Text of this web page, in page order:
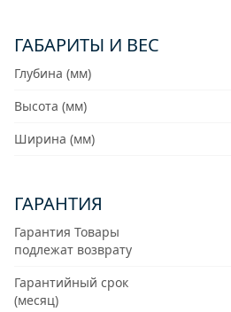
ГАБАРИТЫ И ВЕС
Глубина (мм)
Высота (мм)
Ширина (мм)
ГАРАНТИЯ
Гарантия Товары
подлежат возврату
Гарантийный срок
(месяц)